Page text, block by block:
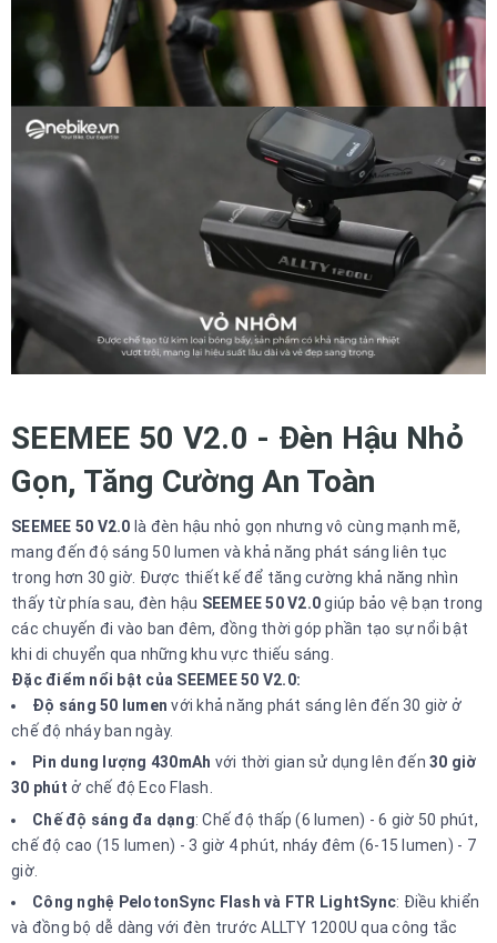
SEEMEE 50 V2.0 - Đèn Hậu Nhỏ
Gọn, Tăng Cường An Toàn
SEEMEE 50 V2.0 là đèn hậu nhỏ gọn nhưng vô cùng mạnh mẽ,
mang đến độ sáng 50 lumen và khả năng phát sáng liên tục
trong hơn 30 giờ. Được thiết kế để tăng cường khả năng nhìn
thấy từ phía sau, đèn hậu SEEMEE 50 V2.0giúp bảo vệ bạn trong
các chuyến đi vào ban đêm, đồng thời góp phần tạo sự nổi bật
khi di chuyển qua những khu vực thiếu sáng.
Đặc điểm nổi bật của SEEMEE 50 V2.0:
Độ sáng 50 lumen với khả năng phát sáng lên đến 30 giờ ở
chế độ nháy ban ngày.
Pin dung lượng 430mAh với thời gian sử dụng lên đến 30 giờ
30 phút ở chế độ Eco Flash.
Chế độ sáng đa dạng: Chế độ thấp (6 lumen) - 6 giờ 50 phút,
chế độ cao (15 lumen) - 3 giờ 4 phút, nháy đêm (6-15 lumen) - 7
giờ.
Công nghệ PelotonSync Flash và FTR LightSync: Điều khiển
và đồng bộ dễ dàng với đèn trước ALLTY 1200U qua công tắc